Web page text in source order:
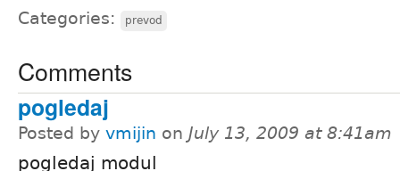
Categories: prevod
Comments
pogledaj
Posted by vmijin on July 13, 2009 at 8:41am
pogledaj modul